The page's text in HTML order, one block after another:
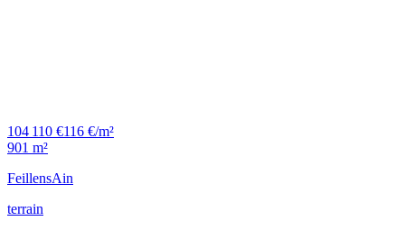
104 110 €116 €/m²
901 m²
FeillensAin
terrain